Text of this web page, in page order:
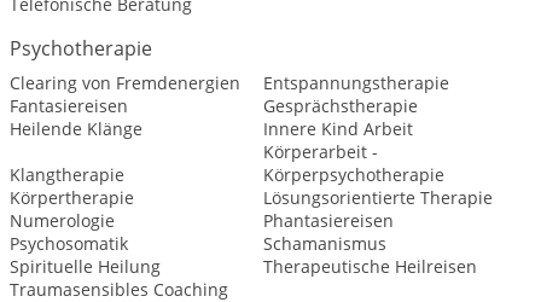
Psychotherapie
Clearing von Fremdenergien
Entspannungstherapie
Fantasiereisen
Gesprächstherapie
Heilende Klänge
Innere Kind Arbeit
Klangtherapie
Körperarbeit -
Körperpsychotherapie
Körpertherapie
Lösungsorientierte Therapie
Numerologie
Phantasiereisen
Psychosomatik
Schamanismus
Spirituelle Heilung
Therapeutische Heilreisen
Traumasensibles Coaching